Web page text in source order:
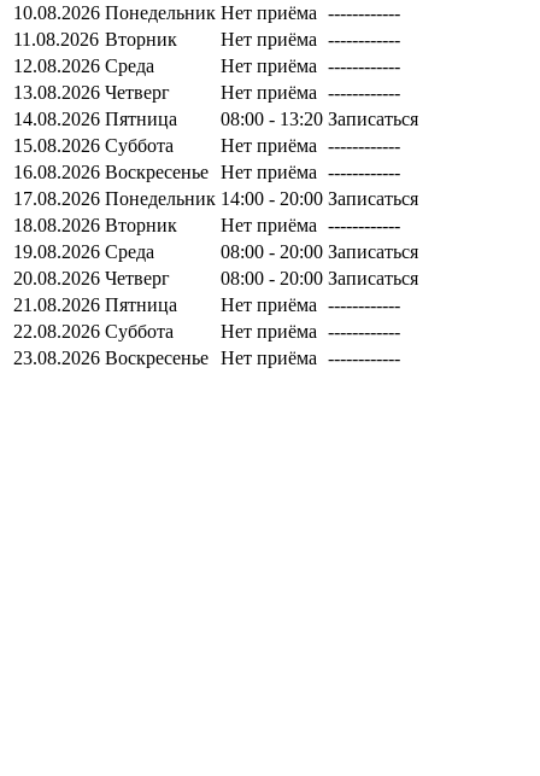
10.08.2026 Понедельник Нет приёма ------------
11.08.2026 Вторник Нет приёма ------------
12.08.2026 Среда Нет приёма ------------
13.08.2026 Четверг Нет приёма ------------
14.08.2026 Пятница 08:00 - 13:20 Записаться
15.08.2026 Суббота Нет приёма ------------
16.08.2026 Воскресенье Нет приёма ------------
17.08.2026 Понедельник 14:00 - 20:00 Записаться
18.08.2026 Вторник Нет приёма ------------
19.08.2026 Среда 08:00 - 20:00 Записаться
20.08.2026 Четверг 08:00 - 20:00 Записаться
21.08.2026 Пятница Нет приёма ------------
22.08.2026 Суббота Нет приёма ------------
23.08.2026 Воскресенье Нет приёма ------------